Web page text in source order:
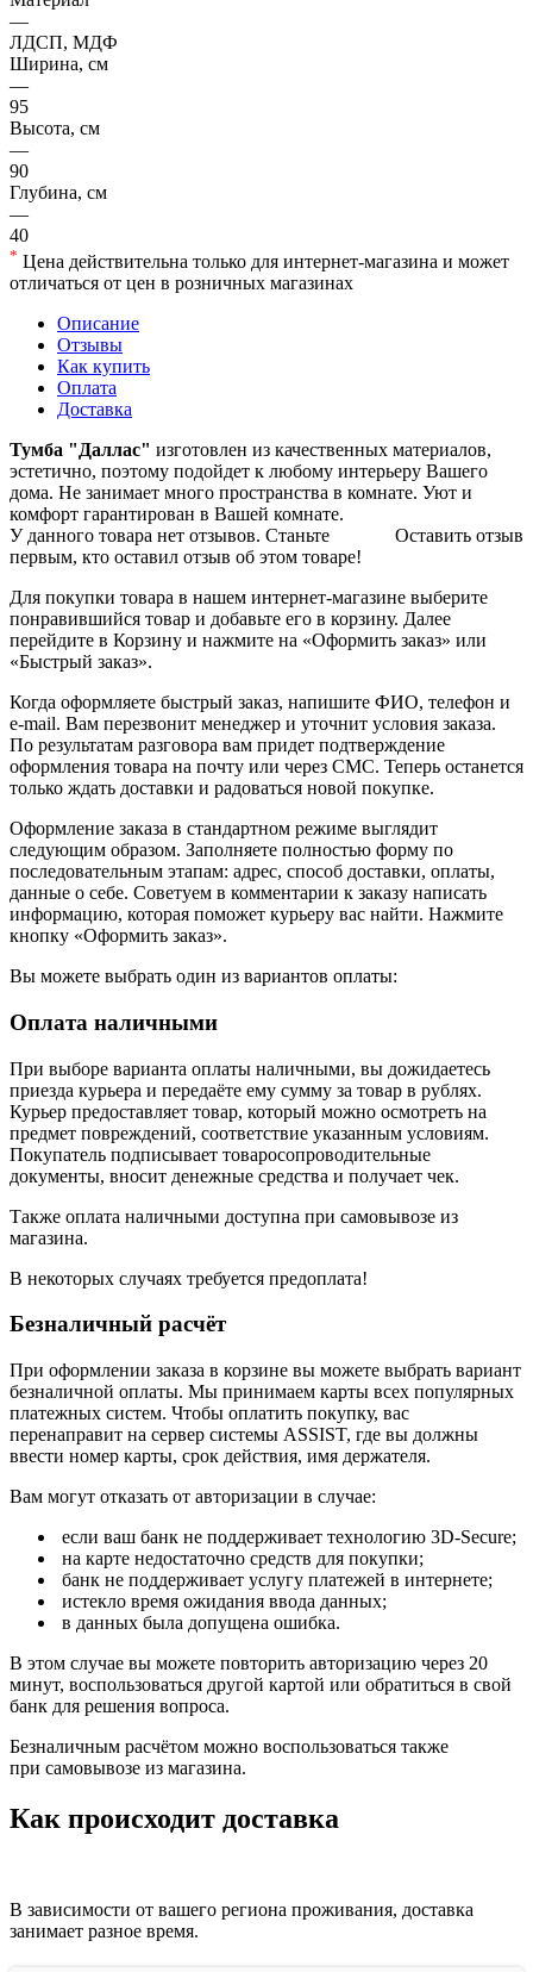
—
ЛДСП, МДФ
Ширина, см
—
95
Высота, см
—
90
Глубина, см
—
40
* Цена действительна только для интернет-магазина и может
отличаться от цен в розничных магазинах
Описание
Отзывы
Как купить
Оплата
Доставка
Тумба "Даллас" изготовлен из качественных материалов,
эстетично, поэтому подойдет к любому интерьеру Вашего
дома. Не занимает много пространства в комнате. Уют и
комфорт гарантирован в Вашей комнате.
Оставить отзыв
У данного товара нет отзывов. Станьте
первым, кто оставил отзыв об этом товаре!
Для покупки товара в нашем интернет-магазине выберите
понравившийся товар и добавьте его в корзину. Далее
перейдите в Корзину и нажмите на «Оформить заказ» или
«Быстрый заказ».
Когда оформляете быстрый заказ, напишите ФИО, телефон и
e-mail. Вам перезвонит менеджер и уточнит условия заказа.
По результатам разговора вам придет подтверждение
оформления товара на почту или через СМС. Теперь останется
только ждать доставки и радоваться новой покупке.
Оформление заказа в стандартном режиме выглядит
следующим образом. Заполняете полностью форму по
последовательным этапам: адрес, способ доставки, оплаты,
данные о себе. Советуем в комментарии к заказу написать
информацию, которая поможет курьеру вас найти. Нажмите
кнопку «Оформить заказ».
Вы можете выбрать один из вариантов оплаты:
Оплата наличными
При выборе варианта оплаты наличными, вы дожидаетесь
приезда курьера и передаёте ему сумму за товар в рублях.
Курьер предоставляет товар, который можно осмотреть на
предмет повреждений, соответствие указанным условиям.
Покупатель подписывает товаросопроводительные
документы, вносит денежные средства и получает чек.
Также оплата наличными доступна при самовывозе из
магазина.
В некоторых случаях требуется предоплата!
Безналичный расчёт
При оформлении заказа в корзине вы можете выбрать вариант
безналичной оплаты. Мы принимаем карты всех популярных
платежных систем. Чтобы оплатить покупку, вас
перенаправит на сервер системы ASSIST, где вы должны
ввести номер карты, срок действия, имя держателя.
Вам могут отказать от авторизации в случае:
если ваш банк не поддерживает технологию 3D-Secure;
на карте недостаточно средств для покупки;
банк не поддерживает услугу платежей в интернете;
истекло время ожидания ввода данных;
в данных была допущена ошибка.
В этом случае вы можете повторить авторизацию через 20
минут, воспользоваться другой картой или обратиться в свой
банк для решения вопроса.
Безналичным расчётом можно воспользоваться также
при самовывозе из магазина.
Как происходит доставка
В зависимости от вашего региона проживания, доставка
занимает разное время.